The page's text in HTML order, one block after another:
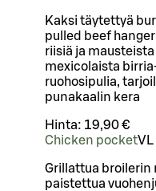
Kaksi täytettyä
pulled beef
riisiä ja
mexicolaista
ruohosipulia,
punakaalin kera
Hinta: 19,90 €
Chicken pocketVL
Grillattua broilerin
paistettua